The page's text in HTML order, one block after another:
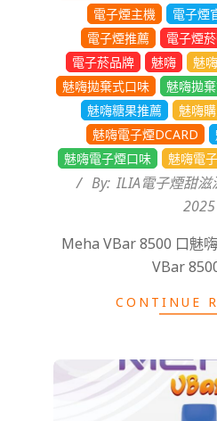
電子煙主機
電子煙
電子煙推薦
電子煙
電子菸品牌
魅嗨 魅
魅嗨拋棄式口味
魅嗨拋
魅嗨糖果推薦
魅嗨
魅嗨電子煙DCARD
魅嗨電子煙口味
魅嗨電
By: ILIA電子煙甜滋
2025
Meha VBar 8500 口魅
VBar
CONTINUE